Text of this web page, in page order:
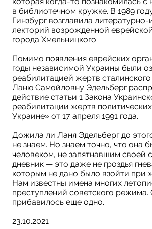
в библиотечном кружке. В 1989
Гинзбург возглавила
лекторий возрожденной
города Хмельницкого.
Помимо появления еврейских
годы независимой Украины были
реабилитацией жертв
Ланю Самойловну Эдельберг
действие статьи 1 Закона
реабилитации жертв
Украине» от 17 апреля 1991 года.
Дожила ли Ланя Эдельберг до
не знаем. Но знаем точно, что она
человеком, не запятнавшим своей
дневник — это даже не гроздья
которым не дано было взойти при
Нам известны имена многих
преступлений советского режима.
прибавилось еще одно.
23.10.2021